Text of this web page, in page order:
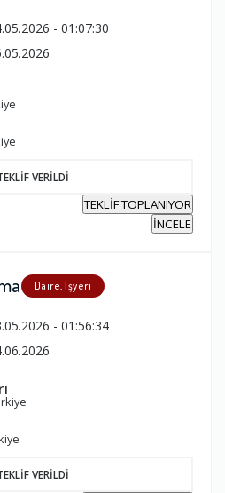
- 01:07:30
VERİLDİ
TEKLİF TOPLANIYOR
İNCELE
Daire, İşyeri
- 01:56:34
VERİLDİ